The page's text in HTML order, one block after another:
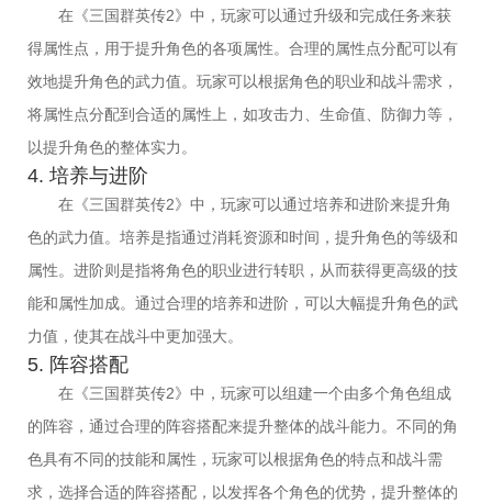
在《三国群英传2》中，玩家可以通过升级和完成任务来获
得属性点，用于提升角色的各项属性。合理的属性点分配可以有
效地提升角色的武力值。玩家可以根据角色的职业和战斗需求，
将属性点分配到合适的属性上，如攻击力、生命值、防御力等，
以提升角色的整体实力。
4. 培养与进阶
在《三国群英传2》中，玩家可以通过培养和进阶来提升角
色的武力值。培养是指通过消耗资源和时间，提升角色的等级和
属性。进阶则是指将角色的职业进行转职，从而获得更高级的技
能和属性加成。通过合理的培养和进阶，可以大幅提升角色的武
力值，使其在战斗中更加强大。
5. 阵容搭配
在《三国群英传2》中，玩家可以组建一个由多个角色组成
的阵容，通过合理的阵容搭配来提升整体的战斗能力。不同的角
色具有不同的技能和属性，玩家可以根据角色的特点和战斗需
求，选择合适的阵容搭配，以发挥各个角色的优势，提升整体的